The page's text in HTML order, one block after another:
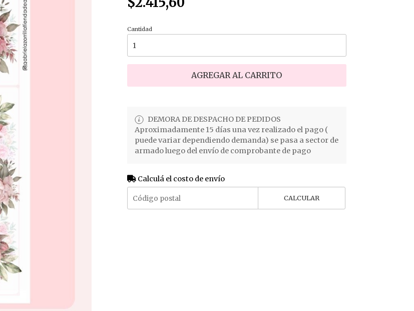
Cantidad
AGREGAR AL CARRITO
DEMORA DE DESPACHO DE PEDIDOS
Aproximadamente 15 días una vez realizado el pago (
puede variar dependiendo demanda) se pasa a sector de
armado luego del envío de comprobante de pago
Calculá el costo de envío
CALCULAR